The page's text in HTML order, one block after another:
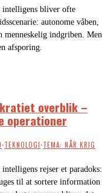
bliver ofte
autonome våben,
menneskelig indgriben. Men
afsporing.
overblik –
operationer
·TEKNOLOGI·TEMA: NÅR KRIG
rejser et paradoks:
til at sortere information